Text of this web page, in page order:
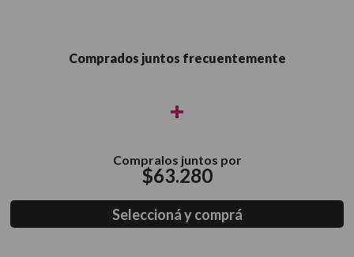
Comprados juntos frecuentemente
+
Compralos juntos por
$63.280
Seleccioná y comprá